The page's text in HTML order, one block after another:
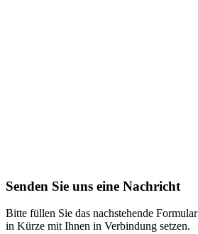
Senden Sie uns eine Nachricht
Bitte füllen Sie das nachstehende
in Kürze mit Ihnen in Verbindung setzen.